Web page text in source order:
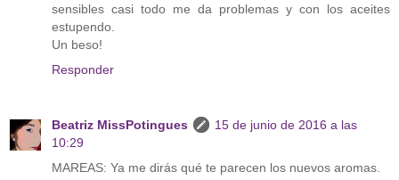
sensibles casi todo me da problemas y con los aceites
estupendo.
Un beso!
Responder
Beatriz MissPotingues
15 de junio de 2016 a las
10:29
MAREAS: Ya me dirás qué te parecen los nuevos aromas.